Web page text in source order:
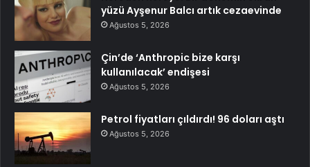
yüzü Ayşenur Balcı artık cezaevinde
Ağustos 5, 2026
Çin’de ‘Anthropic bize karşı
kullanılacak’ endişesi
Ağustos 5, 2026
Petrol fiyatları çıldırdı! 96 doları aştı
Ağustos 5, 2026